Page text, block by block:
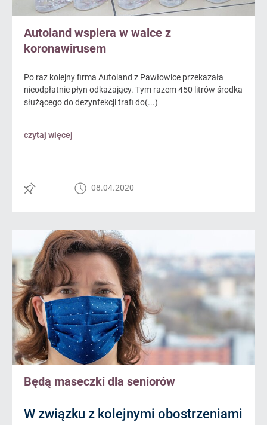
Autoland wspiera w walce z
koronawirusem
Po raz kolejny firma Autoland z Pawłowice przekazała
nieodpłatnie płyn odkażający. Tym razem 450 litrów środka
służącego do dezynfekcji trafi do(...)
czytaj więcej
08.04.2020
Będą maseczki dla seniorów
W związku z kolejnymi obostrzeniami